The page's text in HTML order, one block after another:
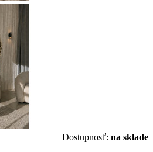
Dostupnosť: na sklade